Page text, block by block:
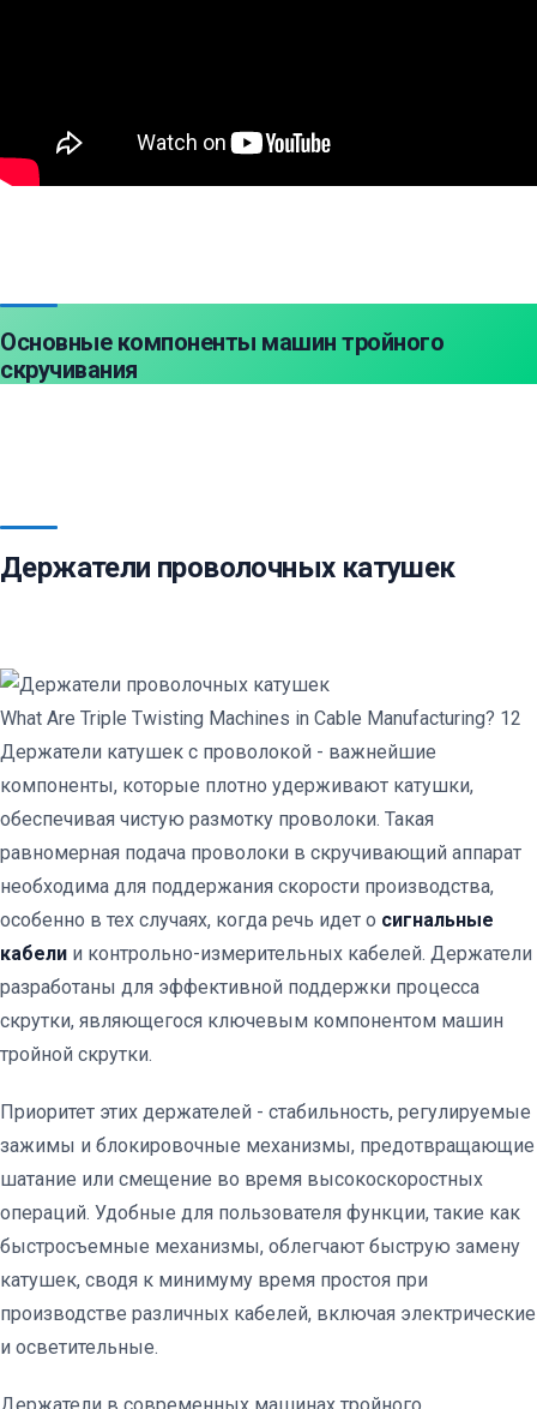
Основные компоненты машин тройного
скручивания
Держатели проволочных катушек
What Are Triple Twisting Machines in Cable Manufacturing? 12
Держатели катушек с проволокой - важнейшие
компоненты, которые плотно удерживают катушки,
обеспечивая чистую размотку проволоки. Такая
равномерная подача проволоки в скручивающий аппарат
необходима для поддержания скорости производства,
особенно в тех случаях, когда речь идет о сигнальные
кабели и контрольно-измерительных кабелей. Держатели
разработаны для эффективной поддержки процесса
скрутки, являющегося ключевым компонентом машин
тройной скрутки.
Приоритет этих держателей - стабильность, регулируемые
зажимы и блокировочные механизмы, предотвращающие
шатание или смещение во время высокоскоростных
операций. Удобные для пользователя функции, такие как
быстросъемные механизмы, облегчают быструю замену
катушек, сводя к минимуму время простоя при
производстве различных кабелей, включая электрические
и осветительные.